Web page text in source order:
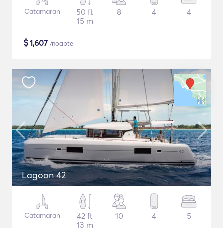
Catamaran
50 ft
15 m
8 4 4
$1,607 /noapte
Lagoon 42
Catamaran
42 ft
13 m
10 4 5